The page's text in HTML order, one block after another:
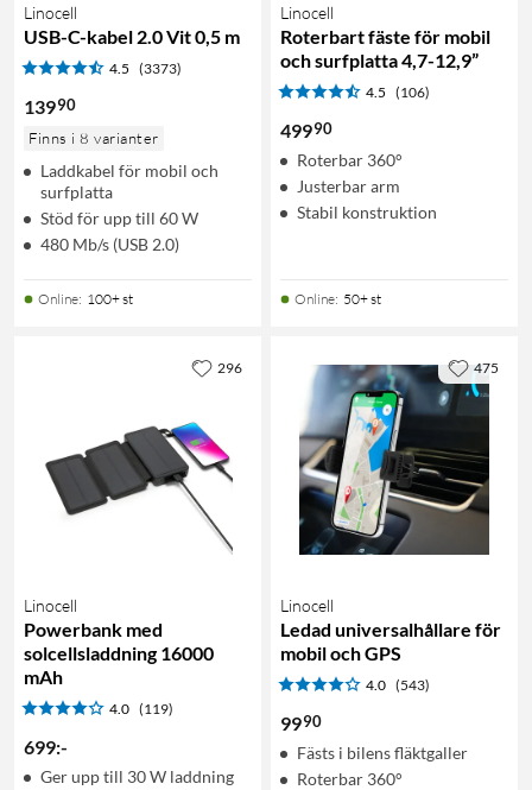
Linocell
USB-C-kabel 2.0 Vit 0,5 m
4.5 (3373)
13990
Finns i 8 varianter
Laddkabel för mobil och
surfplatta
Stöd för upp till 60 W
480 Mb/s (USB 2.0)
Online: 100+ st
Linocell
Roterbart fäste för mobil
och surfplatta 4,7-12,9”
4.5 (106)
49990
Roterbar 360°
Justerbar arm
Stabil konstruktion
Online: 50+ st
Linocell
Powerbank med
solcellsladdning 16000
mAh
4.0 (119)
699:-
Ger upp till 30 W laddning
296
Linocell
Ledad universalhållare för
mobil och GPS
4.0 (543)
9990
Fästs i bilens fläktgaller
Roterbar 360°
475